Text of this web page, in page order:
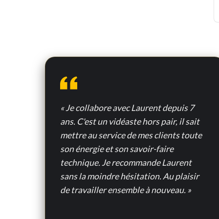
« Je collabore avec Laurent depuis 7
ans. C'est un vidéaste hors pair, il sait
mettre au service de mes clients toute
son énergie et son savoir-faire
technique. Je recommande Laurent
sans la moindre hésitation. Au plaisir
de travailler ensemble à nouveau. »